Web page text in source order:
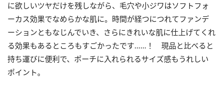
に欲しいツヤだけを残しながら、毛穴や小ジワはソフトフォ
ーカス効果でなめらかな肌に。時間が経つにつれてファンデ
ーションともなじんでいき、さらにきれいな肌に仕上げてくれ
る効果もあるところもすごかったです……！ 現品と比べると
持ち運びに便利で、ポーチに入れられるサイズ感もうれしい
ポイント。